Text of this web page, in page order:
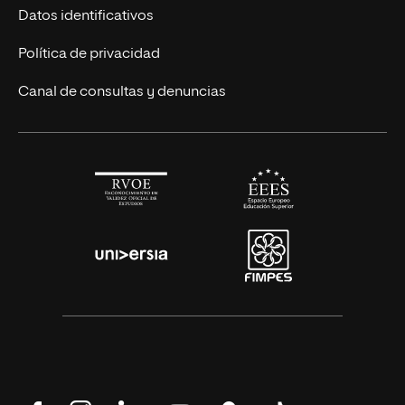
Títulos Americanos
Alianza Newman
Únete a nosotros
Actualidad
Solicita información
Datos identificativos
Política de privacidad
Canal de consultas y denuncias